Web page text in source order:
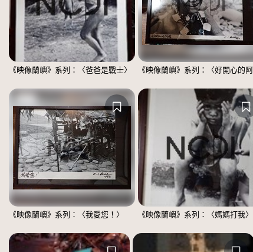
《映像蘭嶼》系列：〈爸爸是戰士〉
《映像蘭嶼》系列：〈我愛您！〉 《映像蘭嶼》系列：〈媽媽打我〉